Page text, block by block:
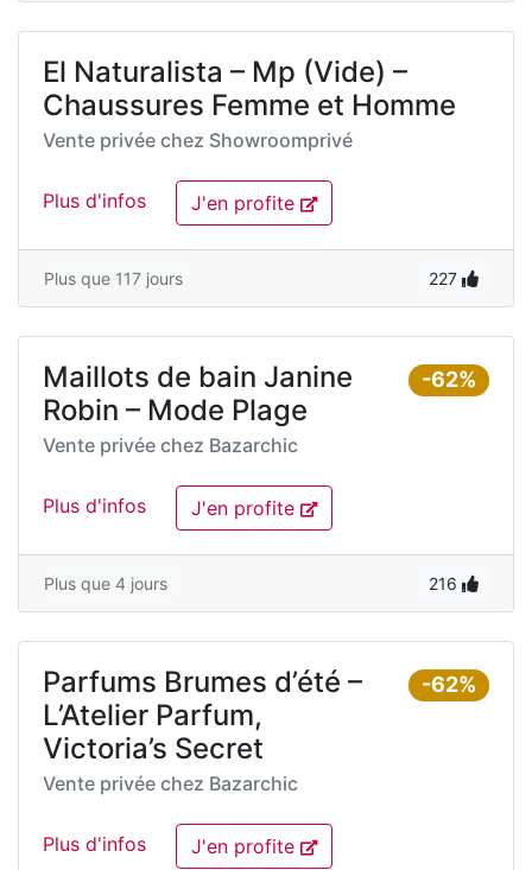
El Naturalista – Mp (Vide) –
Chaussures Femme et Homme
Vente privée chez Showroomprivé
Plus d'infos J'en profite
Plus que 117 jours 227
-62%
Maillots de bain Janine
Robin – Mode Plage
Vente privée chez Bazarchic
Plus d'infos J'en profite
Plus que 4 jours 216
-62%
Parfums Brumes d’été –
L’Atelier Parfum,
Victoria’s Secret
Vente privée chez Bazarchic
Plus d'infos J'en profite